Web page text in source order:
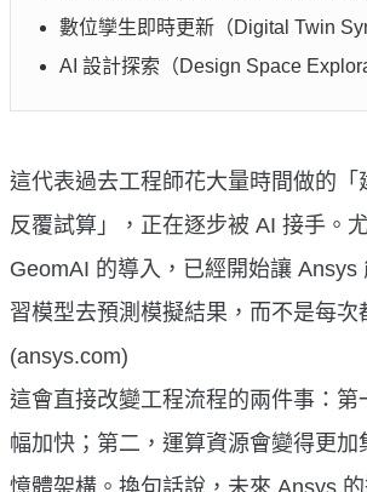
數位孿生即時更新（Digital Twin
AI 設計探索（Design Space
這代表過去工程師花大量時間做的「
反覆試算」，正在逐步被 AI 接手。
GeomAI 的導入，已經開始讓 Ansys
習模型去預測模擬結果，而不是每次
(ansys.com)
這會直接改變工程流程的兩件事：第
幅加快；第二，運算資源會變得更加
憶體架構。換句話說，未來 Ansys